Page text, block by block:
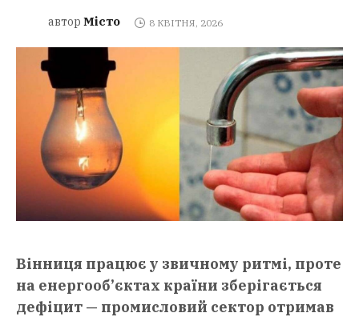
автор Місто 8 КВІТНЯ, 2026
Вінниця працює у звичному ритмі, проте
на енергооб’єктах країни зберігається
дефіцит — промисловий сектор отримав